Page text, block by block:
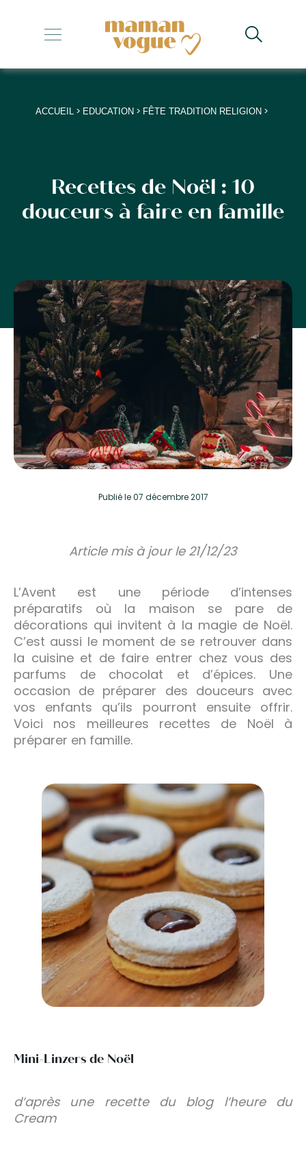
+
+
+
+
ACCUEIL > EDUCATION > FÊTE TRADITION RELIGION >
Recettes de Noël : 10
douceurs à faire en famille
Publiéle 07 décembre 2017
Article mis à jour le 21/12/23
L’Avent est une période d’intenses
préparatifs où la maison se pare de
décorations qui invitent à la magie de Noël.
C’est aussi le moment de se retrouver dans
la cuisine et de faire entrer chez vous des
parfums de chocolat et d’épices. Une
occasion de préparer des douceurs avec
vos enfants qu’ils pourront ensuite offrir.
Voici nos meilleures recettes de Noël à
préparer en famille.
Mini-Linzers de Noël
d’après une recette du blog l’heure du
Cream